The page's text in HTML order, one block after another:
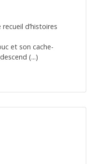
d’histoires
et son cache-
(...)